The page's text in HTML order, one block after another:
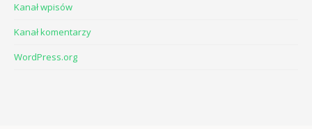
Kanał wpisów
Kanał komentarzy
WordPress.org